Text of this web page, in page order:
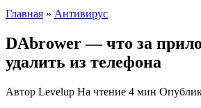
Главная » Антивирус
DAbrower — что за
удалить из телефона
Автор Levelup На чтение 4 мин